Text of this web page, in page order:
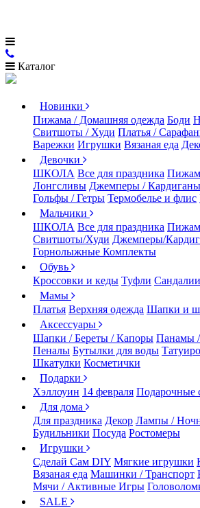
Каталог
Новинки
Пижама / Домашняя одежда Боди
Свитшоты / Худи Платья /
Варежки Игрушки Вязаная еда
Девочки
ШКОЛА Все для праздника
Лонгсливы Джемперы / Кардиганы
Гольфы / Гетры Термобелье и флис
Мальчики
ШКОЛА Все для праздника
Свитшоты/Худи Джемперы/
Горнолыжные Комплекты
Обувь
Кроссовки и кеды Туфли
Мамы
Платья Верхняя одежда Шапки и
Аксессуары
Шапки / Береты / Капоры Панамы
Пеналы Бутылки для воды
Шкатулки Косметички
Подарки
Хэллоуин 14 февраля Подарочные
Для дома
Для праздника Декор Лампы /
Будильники Посуда Ростомеры
Игрушки
Сделай Сам DIY Мягкие игрушки
Вязаная еда Машинки / Транспорт
Мячи / Активные Игры
SALE